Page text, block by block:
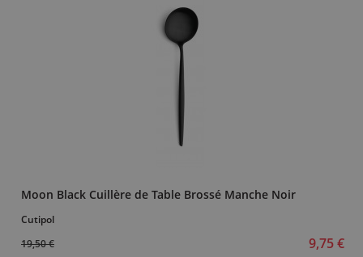
Moon Black Cuillère de Table Brossé Manche Noir
Cutipol
19,50 €
9,75 €